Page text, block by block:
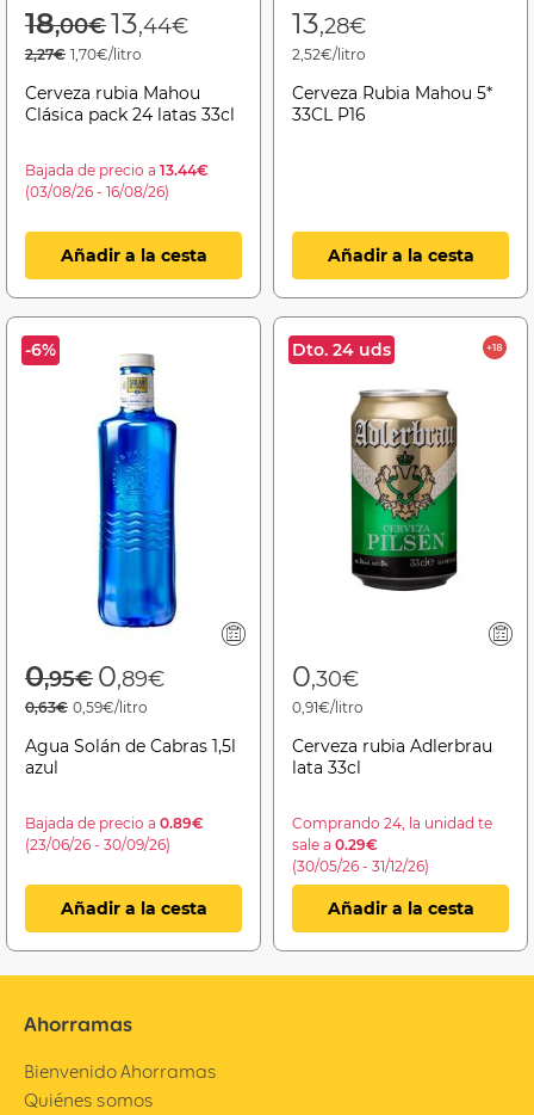
Price reduced from
18,00€to
13,44€
2,27€ 1,70€/litro
Cerveza rubia Mahou
Clásica pack 24 latas 33cl
Bajada de precio a 13.44€
(03/08/26 - 16/08/26)
Añadir a la cesta
13,28€
2,52€/litro
Cerveza Rubia Mahou 5*
33CL P16
Añadir a la cesta
-6%
Price reduced from
0,95€to
0,89€
0,63€ 0,59€/litro
Agua Solán de Cabras 1,5l
azul
Bajada de precio a 0.89€
(23/06/26 - 30/09/26)
Añadir a la cesta
Dto. 24 uds
0,30€
0,91€/litro
Cerveza rubia Adlerbrau
lata 33cl
Comprando 24, la unidad te
sale a 0.29€
(30/05/26 - 31/12/26)
Añadir a la cesta
Ahorramas
Bienvenido Ahorramas
Quiénes somos